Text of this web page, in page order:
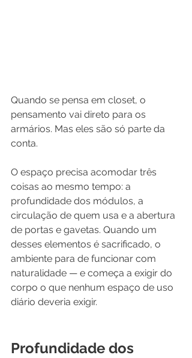
Quando se pensa em closet, o
pensamento vai direto para os
armários. Mas eles são só parte da
conta.
O espaço precisa acomodar três
coisas ao mesmo tempo: a
profundidade dos módulos, a
circulação de quem usa e a abertura
de portas e gavetas. Quando um
desses elementos é sacrificado, o
ambiente para de funcionar com
naturalidade — e começa a exigir do
corpo o que nenhum espaço de uso
diário deveria exigir.
Profundidade dos